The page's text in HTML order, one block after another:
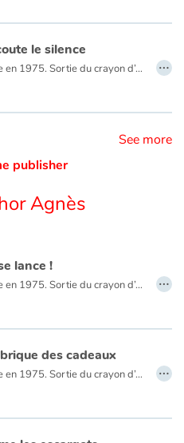
le silence
Mimi cracra est née en 1975. Sortie du crayon d’Agnès Rosenstiehl pour le magazine “Pomme d’api”, cette petite fille aux joues roses et cheveux bruns à laquelle il est facile de s’identifier nous entraîne avec humour dans ses aventures quotidiennes. …
See more
publisher
Agnès
lance !
Mimi cracra est née en 1975. Sortie du crayon d’Agnès Rosenstiehl pour le magazine “Pomme d’api”, cette petite fille aux joues roses et cheveux bruns à laquelle il est facile de s’identifier nous entraîne avec humour dans ses aventures quotidiennes. …
des cadeaux
Mimi cracra est née en 1975. Sortie du crayon d’Agnès Rosenstiehl pour le magazine “Pomme d’api”, cette petite fille aux joues roses et cheveux bruns à laquelle il est facile de s’identifier nous entraîne avec humour dans ses aventures quotidiennes. …